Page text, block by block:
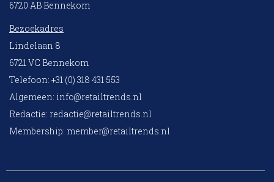
6720 AB Bennekom
Bezoekadres
Lindelaan 8
6721 VC Bennekom
Telefoon: +31 (0) 318 431 553
Algemeen: info@retailtrends.nl
Redactie: redactie@retailtrends.nl
Membership: member@retailtrends.nl